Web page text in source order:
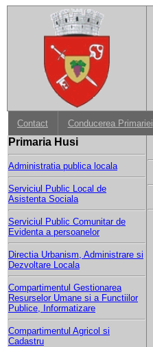
Contact Conducerea Primariei
Primaria Husi
Administratia publica locala
Serviciul Public Local de
Asistenta Sociala
Serviciul Public Comunitar de
Evidenta a persoanelor
Directia Urbanism, Administrare si
Dezvoltare Locala
Compartimentul Gestionarea
Resurselor Umane si a Functiilor
Publice, Informatizare
Compartimentul Agricol si
Cadastru